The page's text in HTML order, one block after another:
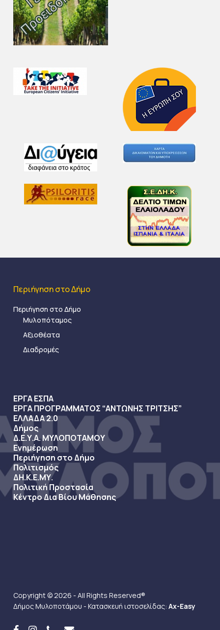
Περιήγηση στο Δήμο
Περιήγηση στο Δήμο
Μυλοπόταμος
Αξιοθέατα
Διαδρομές
ΕΡΓΑ ΕΣΠΑ
ΕΡΓΑ ΠΡΟΓΡΑΜΜΑΤΟΣ “ΑΝΤΩΝΗΣ ΤΡΙΤΣΗΣ”
ΕΛΛΑΔΑ 2.0
Δήμος
Δ.Ε.Υ.Α. ΜΥΛΟΠΟΤΑΜΟΥ
Ενημέρωση
Περιήγηση στο Δήμο
Πολιτισμός
ΔΗ.Κ.Ε.ΜΥ.
Πολιτική Προστασία
Κέντρο Δια Βίου Μάθησης
Copyright © 2026 - All Rights Reserved®
Δήμος Μυλοποτάμου - Κατασκευή ιστοσελίδας: Ax-Easy